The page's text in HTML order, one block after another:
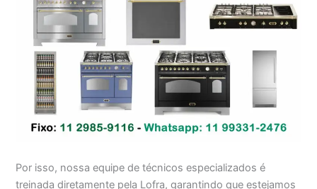
Por isso, nossa equipe de técnicos especializados é
treinada diretamente pela Lofra, garantindo que estejamos